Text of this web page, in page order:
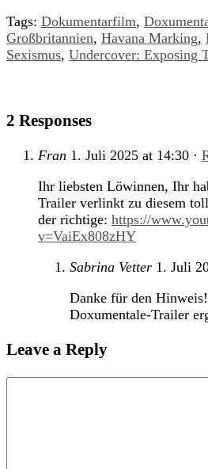
Tags: Dokumentarfilm,
Großbritannien, Havana Marking,
Sexismus, Undercover: Exposing
2 Responses
Fran 1. Juli 2025 at 14:30 ·
Ihr liebsten Löwinnen, Ihr
Trailer verlinkt zu diesem
der richtige: https://
v=VaiEx808zHY
Sabrina Vetter 1. Juli
Danke für den
Doxumentale-Trailer
Leave a Reply